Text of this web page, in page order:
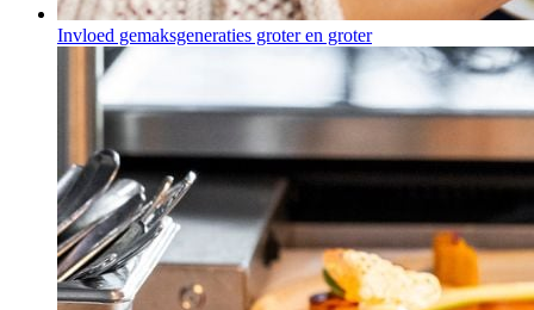
Invloed gemaksgeneraties groter en groter